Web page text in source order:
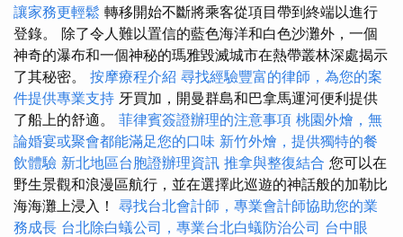
讓家務更輕鬆 轉移開始不斷將乘客從項目帶到終端以進行
登錄。 除了令人難以置信的藍色海洋和白色沙灘外，一個
神奇的瀑布和一個神秘的瑪雅毀滅城市在熱帶叢林深處揭示
了其秘密。 按摩療程介紹 尋找經驗豐富的律師，為您的案
件提供專業支持 牙買加，開曼群島和巴拿馬運河便利提供
了船上的舒適。 菲律賓簽證辦理的注意事項 桃園外燴，無
論婚宴或聚會都能滿足您的口味 新竹外燴，提供獨特的餐
飲體驗 新北地區台胞證辦理資訊 推拿與整復結合 您可以在
野生景觀和浪漫區航行，並在選擇此巡遊的神話般的加勒比
海海灘上浸入！ 尋找台北會計師，專業會計師協助您的業
務成長 台北除白蟻公司，專業台北白蟻防治公司 台中眼